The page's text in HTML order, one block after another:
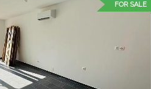
FOR SALE